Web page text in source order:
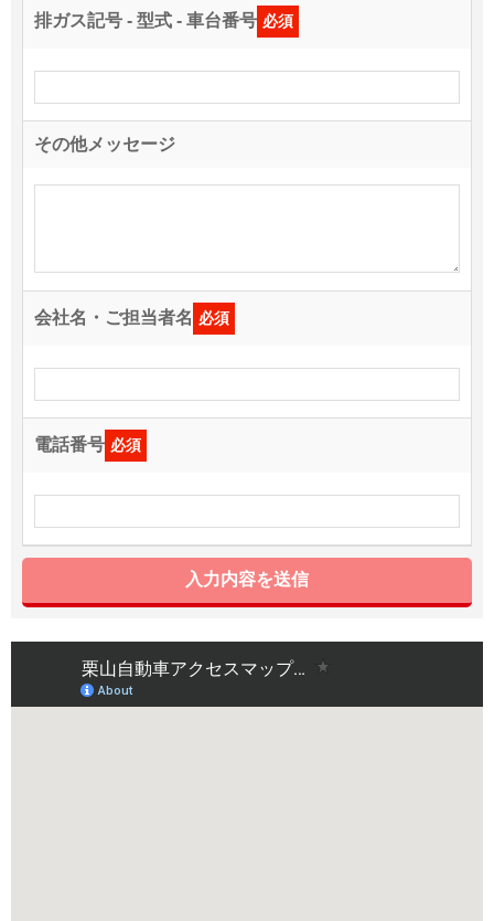
排ガス記号 - 型式 - 車台番号 必須
その他メッセージ
会社名・ご担当者名 必須
電話番号 必須
入力内容を送信